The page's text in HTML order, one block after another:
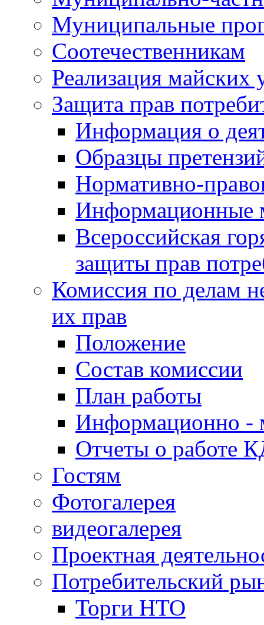
Муниципальные
Соотечественникам
Реализация майских
Защита прав
Информация о
Образцы
Нормативно-
Информационные
Всероссийская
защиты прав
Комиссия по делам
их прав
Положение
Состав комиссии
План работы
Информационно -
Отчеты о работе
Гостям
Фотогалерея
видеогалерея
Проектная
Потребительский
Торги НТО